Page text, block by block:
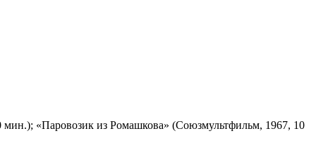
«Паровозик из Ромашкова» (Союзмультфильм, 1967, 10